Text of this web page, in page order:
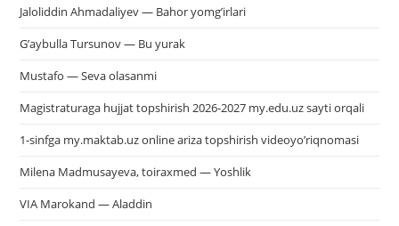
Jaloliddin Ahmadaliyev — Bahor yomg’irlari
G’aybulla Tursunov — Bu yurak
Mustafo — Seva olasanmi
Magistraturaga hujjat topshirish 2026-2027 my.edu.uz sayti orqali
1-sinfga my.maktab.uz online ariza topshirish videoyo’riqnomasi
Milena Madmusayeva, toiraxmed — Yoshlik
VIA Marokand — Aladdin